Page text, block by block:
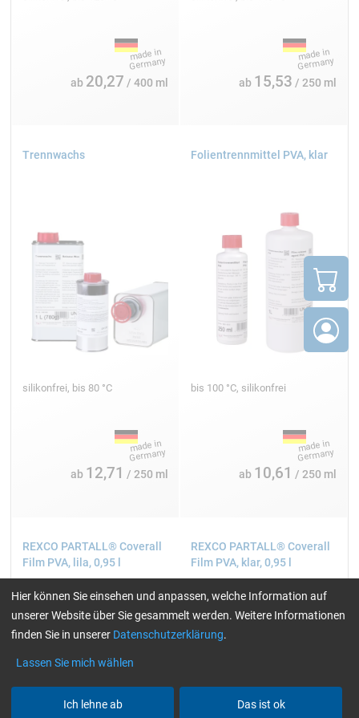
ab 20,27 / 400 ml ab 15,53 / 250 ml
Trennwachs
silikonfrei, bis 80 °C
ab 12,71 / 250 ml
Folientrennmittel PVA, klar
bis 100 °C, silikonfrei
ab 10,61 / 250 ml
REXCO PARTALL® Coverall
Film PVA, lila, 0,95 l
REXCO PARTALL® Coverall
Film PVA, klar, 0,95 l
Hier können Sie einsehen und anpassen, welche Information auf
unserer Website über Sie gesammelt werden. Weitere Informationen
finden Sie in unserer Datenschutzerklärung.
Lassen Sie mich wählen
Ich lehne ab Das ist ok